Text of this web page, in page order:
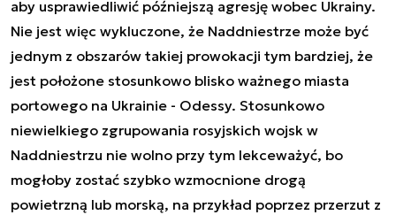
aby usprawiedliwić późniejszą agresję wobec Ukrainy.
Nie jest więc wykluczone, że Naddniestrze może być
jednym z obszarów takiej prowokacji tym bardziej, że
jest położone stosunkowo blisko ważnego miasta
portowego na Ukrainie - Odessy. Stosunkowo
niewielkiego zgrupowania rosyjskich wojsk w
Naddniestrzu nie wolno przy tym lekceważyć, bo
mogłoby zostać szybko wzmocnione drogą
powietrzną lub morską, na przykład poprzez przerzut z